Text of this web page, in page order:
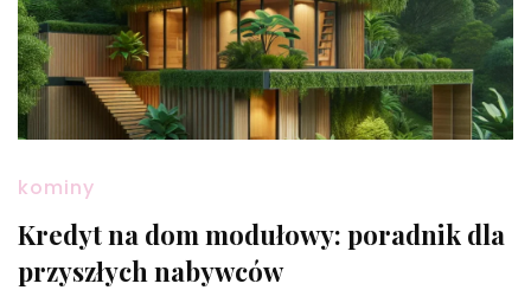
kominy
Kredyt na dom modułowy: poradnik dla
przyszłych nabywców